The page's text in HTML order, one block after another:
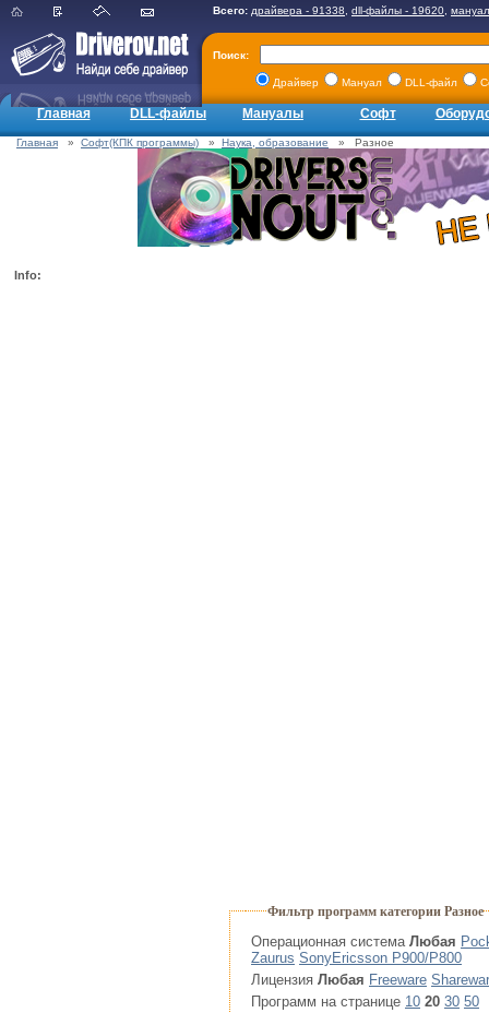
Всего: драйвера - 91338 dll-файлы - 19620
Поиск:
Драйвер Мануал DLL-файл
Главная DLL-файлы Мануалы Софт
Главная » Софт(КПК программы) » Наука, образование » Разное
Info:
Фильтр программ категории Разное
Операционная система Любая
Zaurus SonyEricsson P900/P800
Лицензия Любая Freeware
Программ на странице 10 20 30 50